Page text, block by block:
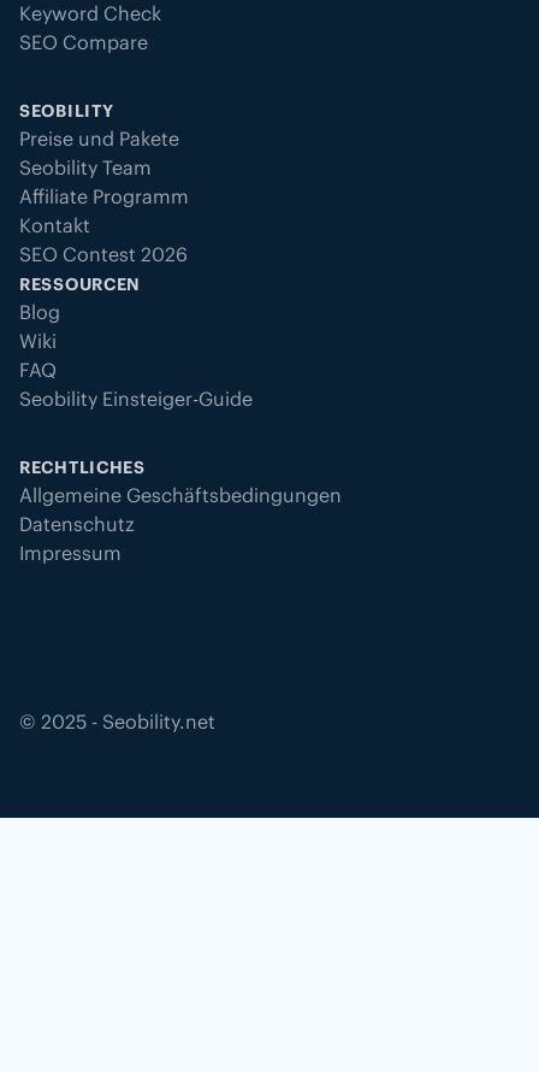
Keyword Check
SEO Compare
SEOBILITY
Preise und Pakete
Seobility Team
Affiliate Programm
Kontakt
SEO Contest 2026
RESSOURCEN
Blog
Wiki
FAQ
Seobility Einsteiger-Guide
RECHTLICHES
Allgemeine Geschäftsbedingungen
Datenschutz
Impressum
© 2025 - Seobility.net